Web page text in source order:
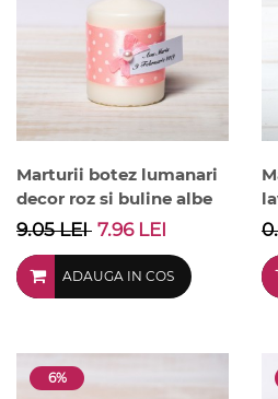
Marturii botez lumanari
decor roz si buline albe
9.05 LEI 7.96 LEI
ADAUGA IN COS
6%